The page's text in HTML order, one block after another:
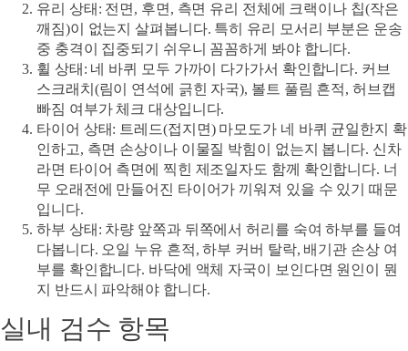
유리 상태 : 전면, 후면, 측면 유리 전체에 크랙이나 칩(작은
깨짐)이 없는지 살펴봅니다. 특히 유리 모서리 부분은 운송
중 충격이 집중되기 쉬우니 꼼꼼하게 봐야 합니다.
휠 상태 : 네 바퀴 모두 가까이 다가가서 확인합니다. 커브
스크래치(림이 연석에 긁힌 자국), 볼트 풀림 흔적, 허브캡
빠짐 여부가 체크 대상입니다.
타이어 상태: 트레드(접지면) 마모도가 네 바퀴 균일한지 확
인하고, 측면 손상이나 이물질 박힘이 없는지 봅니다. 신차
라면 타이어 측면에 찍힌 제조일자도 함께 확인합니다. 너
무 오래전에 만들어진 타이어가 끼워져 있을 수 있기 때문
입니다.
하부 상태 : 차량 앞쪽과 뒤쪽에서 허리를 숙여 하부를 들여
다봅니다. 오일 누유 흔적, 하부 커버 탈락, 배기관 손상 여
부를 확인합니다. 바닥에 액체 자국이 보인다면 원인이 뭔
지 반드시 파악해야 합니다.
실내 검수 항목